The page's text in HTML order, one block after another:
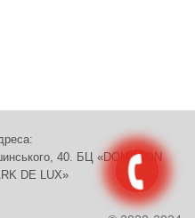
40. БЦ «DOMINION
DE LUX»